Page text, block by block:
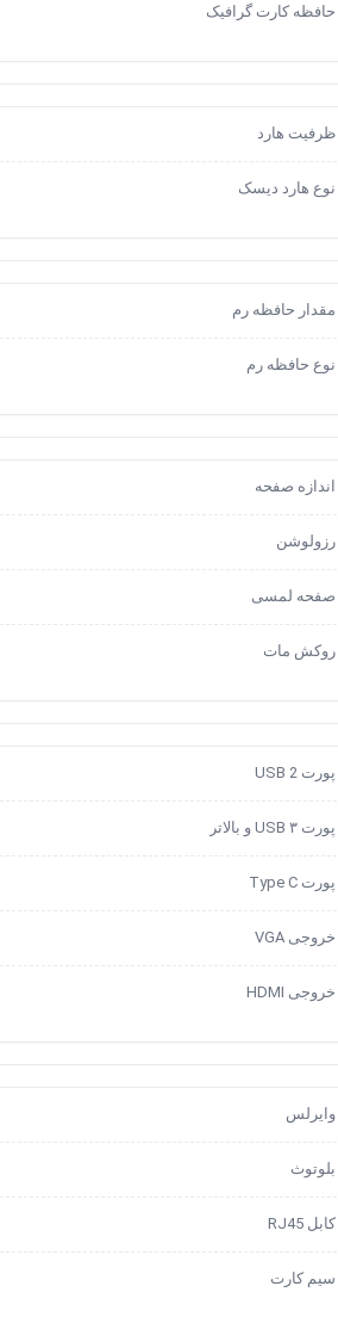
حافظه کارت گرافیک
ظرفیت هارد
نوع هارد دیسک
مقدار حافظه رم
نوع حافظه رم
اندازه صفحه
رزولوشن
صفحه لمسی
روکش مات
پورت USB 2
پورت USB ۳ و ‌‌بالاتر
پورت ‌‌Type C
خروجی ‌VGA
خروجی HDMI
وایرلس
بلوتوث
کابل RJ45
سیم کارت